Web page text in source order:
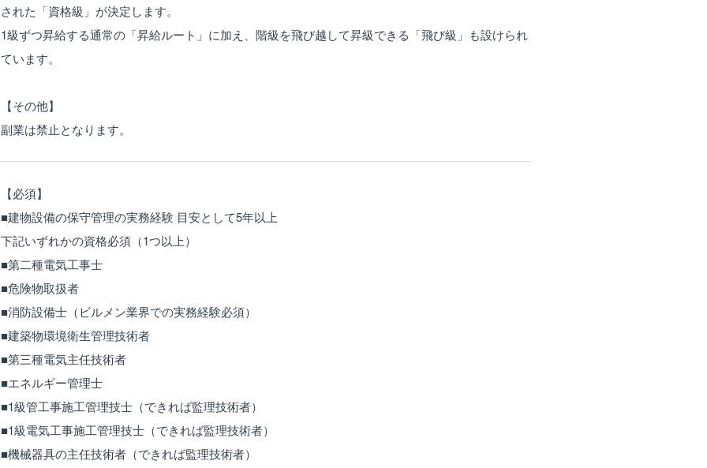
された「資格級」が決定します。
1級ずつ昇給する通常の「昇給ルート」に加え、階級を飛び越して昇級できる「飛び級」も設けられ
ています。
【その他】
副業は禁止となります。
【必須】
■建物設備の保守管理の実務経験 目安として5年以上
下記いずれかの資格必須（1つ以上）
■第二種電気工事士
■危険物取扱者
■消防設備士（ビルメン業界での実務経験必須）
■建築物環境衛生管理技術者
■第三種電気主任技術者
■エネルギー管理士
■1級管工事施工管理技士（できれば監理技術者）
■1級電気工事施工管理技士（できれば監理技術者）
■機械器具の主任技術者（できれば監理技術者）